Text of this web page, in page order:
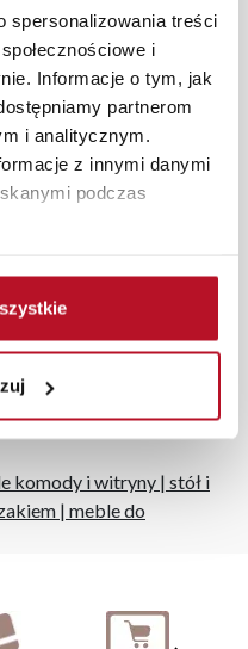
spersonalizowania treści
i
Informacje o tym, jak
partnerom
i analitycznym.
z innymi danymi
podczas
z wykorzystaniem
zaprojektują i
Państwa
zamówienie
dostarczymy do 3 dni
W przypadku
wynosi do 5 dni
kraju. Wszystkie
zamówienia.
poglądowy.
mogą różnić
od ustawień
komody i witryny | stół i
| meble do